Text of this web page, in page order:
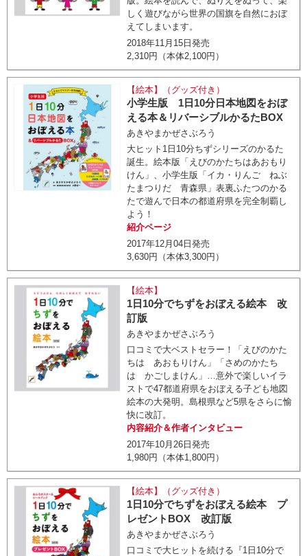
しく遊びながら世界の国旗を自然におぼ
えてしまいます。
2018年11月15日発売
2,310円（本体2,100円）
【絵本】（グッズ付き）
小学生版 1日10分日本地図をおぼ
える本＆リバーシブルかるたBOX
あきやまかぜさぶろう
大ヒット1日10分ちずシリーズのかるた
誕生。絵本版「えびのかたちはあおもり
けん」、小学生版「イカ・りんご ねぶ
たまつりだ 青森県」表裏ふたつのかる
たで遊んで日本の都道府県を完全制覇し
よう！
紹介ページ
2017年12月04日発売
3,630円（本体3,300円）
【絵本】
1日10分でちずをおぼえる絵本 改
訂版
あきやまかぜさぶろう
口コミで大ベストセラー！「えびのかた
ちは あおもりけん」「さめのかたち
は かごしまけん」…意外で楽しいイラ
ストで47都道府県をおぼえる子ども地図
絵本の大発明。島根県など5県をさらに愉
快に改訂。
内容紹介＆作者インタビュー
2017年10月26日発売
1,980円（本体1,800円）
【絵本】（グッズ付き）
1日10分でちずをおぼえる絵本 プ
レゼントBOX 改訂版
あきやまかぜさぶろう
口コミで大ヒットを続ける『1日10分で